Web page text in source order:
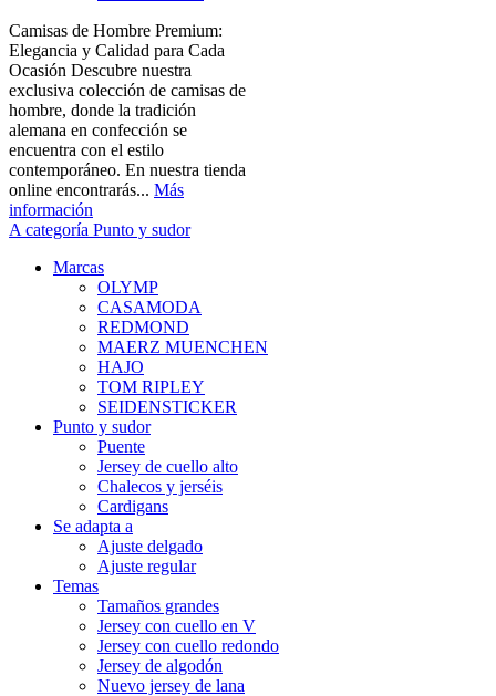
Camisas de Hombre Premium:
Elegancia y Calidad para Cada
Ocasión Descubre nuestra
exclusiva colección de camisas de
hombre, donde la tradición
alemana en confección se
encuentra con el estilo
contemporáneo. En nuestra tienda
online encontrarás... Más
información
A categoría Punto y sudor
Marcas
OLYMP
CASAMODA
REDMOND
MAERZ MUENCHEN
HAJO
TOM RIPLEY
SEIDENSTICKER
Punto y sudor
Puente
Jersey de cuello alto
Chalecos y jerséis
Cardigans
Se adapta a
Ajuste delgado
Ajuste regular
Temas
Tamaños grandes
Jersey con cuello en V
Jersey con cuello redondo
Jersey de algodón
Nuevo jersey de lana